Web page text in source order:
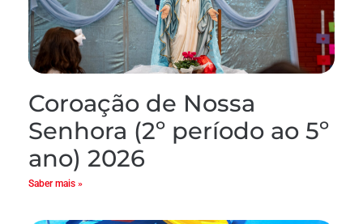
Coroação de Nossa
Senhora (2º período ao 5º
ano) 2026
Saber mais »